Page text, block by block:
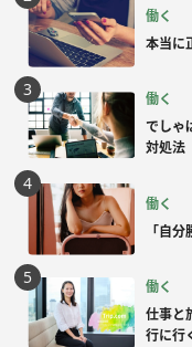
働く
本当に
働く
でしゃ
対処法
働く
「自
働く
仕事と
行に行